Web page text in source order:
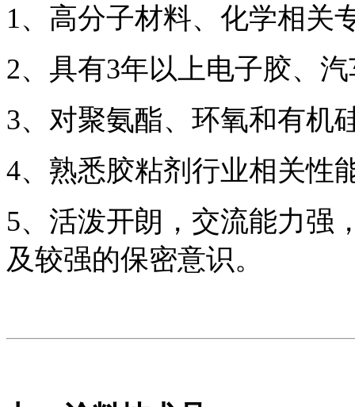
1、高分子材料、化学相关
2、具有3年以上电子胶、
3、对聚氨酯、环氧和有机
4、熟悉胶粘剂行业相关性
5、活泼开朗，交流能力强
及较强的保密意识。